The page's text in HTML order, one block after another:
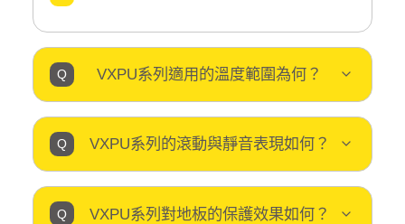
VXPU系列適用的溫度範圍為何？
VXPU系列的滾動與靜音表現如何？
VXPU系列對地板的保護效果如何？